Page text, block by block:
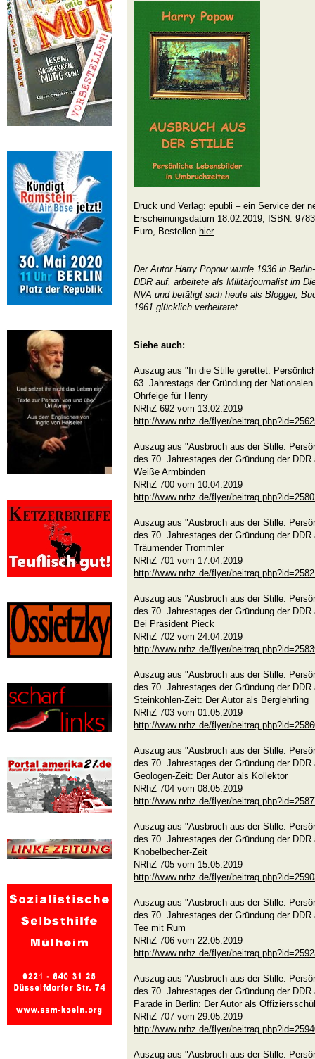
Druck und Verlag: epubli – ein Service der
Erscheinungsdatum 18.02.2019, ISBN:
Euro, Bestellen hier
Der Autor Harry Popow wurde 1936 in
DDR auf, arbeitete als Militärjournalist im
NVA und betätigt sich heute als Blogger,
1961 glücklich verheiratet.
Siehe auch:
Auszug aus "In die Stille gerettet.
63. Jahrestags der Gründung der
Ohrfeige für Henry
NRhZ 692 vom 13.02.2019
http://www.nrhz.de/flyer/
Auszug aus "Ausbruch aus der Stille.
des 70. Jahrestages der Gründung der
Weiße Armbinden
NRhZ 700 vom 10.04.2019
http://www.nrhz.de/flyer/
Auszug aus "Ausbruch aus der Stille.
des 70. Jahrestages der Gründung der
Träumender Trommler
NRhZ 701 vom 17.04.2019
http://www.nrhz.de/flyer/
Auszug aus "Ausbruch aus der Stille.
des 70. Jahrestages der Gründung der
Bei Präsident Pieck
NRhZ 702 vom 24.04.2019
http://www.nrhz.de/flyer/
Auszug aus "Ausbruch aus der Stille.
des 70. Jahrestages der Gründung der
Steinkohlen-Zeit: Der Autor als Berglehrling
NRhZ 703 vom 01.05.2019
http://www.nrhz.de/flyer/
Auszug aus "Ausbruch aus der Stille.
des 70. Jahrestages der Gründung der
Geologen-Zeit: Der Autor als Kollektor
NRhZ 704 vom 08.05.2019
http://www.nrhz.de/flyer/
Auszug aus "Ausbruch aus der Stille.
des 70. Jahrestages der Gründung der
Knobelbecher-Zeit
NRhZ 705 vom 15.05.2019
http://www.nrhz.de/flyer/
Auszug aus "Ausbruch aus der Stille.
des 70. Jahrestages der Gründung der
Tee mit Rum
NRhZ 706 vom 22.05.2019
http://www.nrhz.de/flyer/
Auszug aus "Ausbruch aus der Stille.
des 70. Jahrestages der Gründung der
Parade in Berlin: Der Autor als
NRhZ 707 vom 29.05.2019
http://www.nrhz.de/flyer/
Auszug aus "Ausbruch aus der Stille.